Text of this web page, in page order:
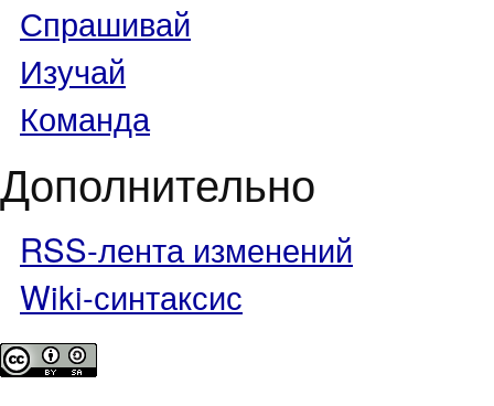
Спрашивай
Изучай
Команда
Дополнительно
RSS-лента изменений
Wiki-синтаксис